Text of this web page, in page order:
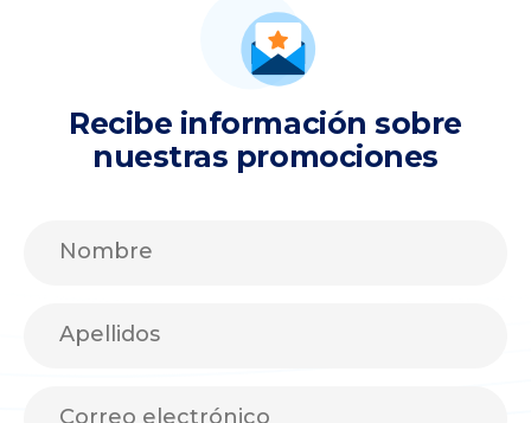
Recibe información sobre
nuestras promociones